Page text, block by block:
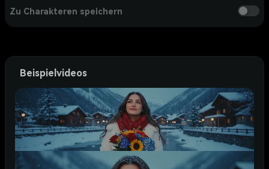
Zu Charakteren speichern
Beispielvideos